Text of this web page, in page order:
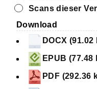
Scans dieser
Download
DOCX (91.02
EPUB (77.48
PDF (292.36